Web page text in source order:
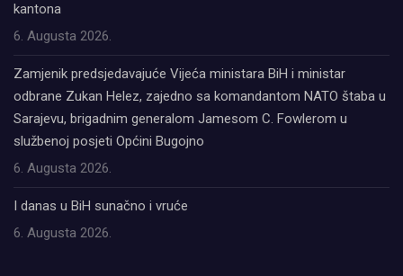
kantona
6. Augusta 2026.
Zamjenik predsjedavajuće Vijeća ministara BiH i ministar
odbrane Zukan Helez, zajedno sa komandantom NATO štaba u
Sarajevu, brigadnim generalom Jamesom C. Fowlerom u
službenoj posjeti Općini Bugojno
6. Augusta 2026.
I danas u BiH sunačno i vruće
6. Augusta 2026.